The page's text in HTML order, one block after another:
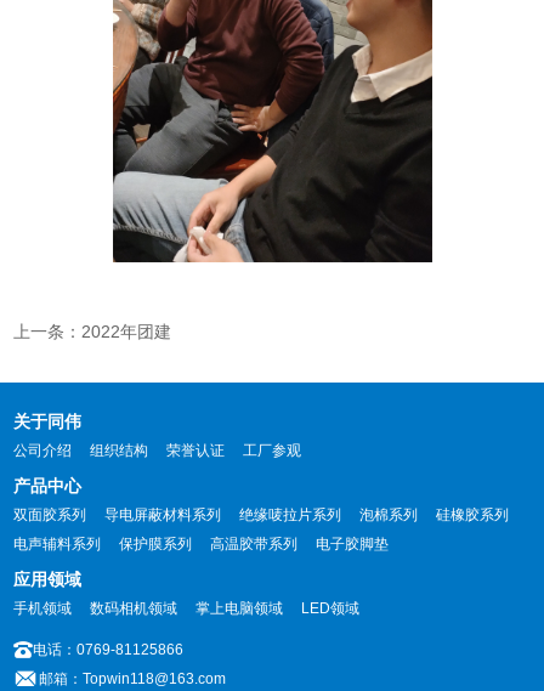
上一条：2022年团建
关于同伟
公司介绍 组织结构 荣誉认证 工厂参观
产品中心
双面胶系列 导电屏蔽材料系列 绝缘唛拉片系列 泡棉系列
硅橡胶系列
电声辅料系列
保护膜系列 高温胶带系列 电子胶脚垫
应用领域
手机领域 数码相机领域 掌上电脑领域 LED领域
电话：0769-81125866
邮箱：Topwin118@163.com